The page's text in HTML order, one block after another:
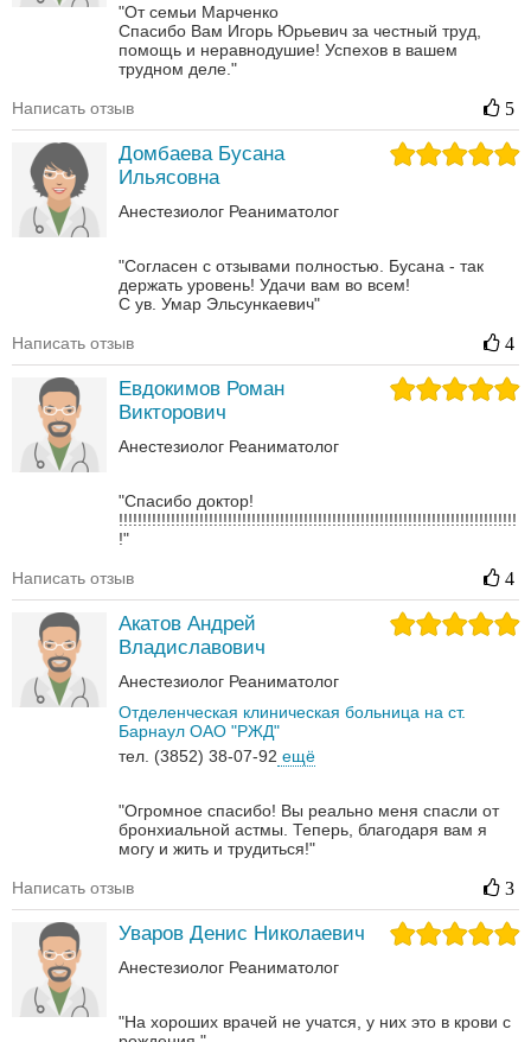
"От семьи Марченко
Спасибо Вам Игорь Юрьевич за честный труд,
помощь и неравнодушие! Успехов в вашем
трудном деле."
Написать отзыв 5
Домбаева Бусана
Ильясовна
Анестезиолог Реаниматолог
"Согласен с отзывами полностью. Бусана - так
держать уровень! Удачи вам во всем!
С ув. Умар Эльсункаевич"
Написать отзыв 4
Евдокимов Роман
Викторович
Анестезиолог Реаниматолог
"Спасибо доктор!
!!!!!!!!!!!!!!!!!!!!!!!!!!!!!!!!!!!!!!!!!!!!!!!!!!!!!!!!!!!!!!!!!!!!!!!!!!!!!!!!!!!!
!"
Написать отзыв 4
Акатов Андрей
Владиславович
Анестезиолог Реаниматолог
Отделенческая клиническая больница на ст.
Барнаул ОАО "РЖД"
тел. (3852) 38-07-92 ещё
"Огромное спасибо! Вы реально меня спасли от
бронхиальной астмы. Теперь, благодаря вам я
могу и жить и трудиться!"
Написать отзыв 3
Уваров Денис Николаевич
Анестезиолог Реаниматолог
"На хороших врачей не учатся, у них это в крови с